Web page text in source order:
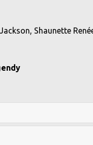
Shaunette